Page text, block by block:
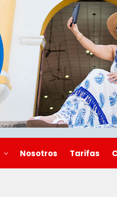
Nosotros Tarifas